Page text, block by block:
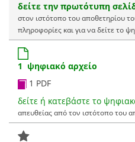
δείτε την πρωτότυπη
στον ιστότοπο του αποθετηρίου
πληροφορίες και για να δείτε το
1 ψηφιακό αρχείο
1 PDF
δείτε ή κατεβάστε το
απευθείας από τον ιστότοπο του